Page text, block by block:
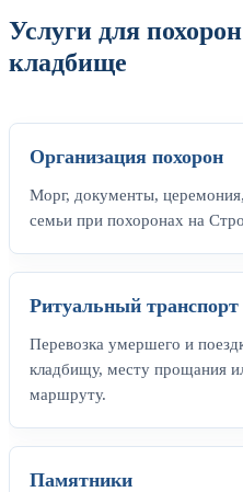
Услуги для
кладбище
Организация похорон
Морг, документы,
семьи при похоронах на
Ритуальный транспорт
Перевозка умершего и
кладбищу, месту прощания
маршруту.
Памятники